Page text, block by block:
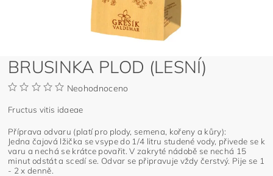
BRUSINKA PLOD (LESNÍ)
Neohodnoceno
Fructus vitis idaeae
Příprava odvaru (platí pro plody, semena, kořeny a kůry):
Jedna čajová lžička se vsype do 1/4 litru studené vody, přivede se k
varu a nechá se krátce povařit. V zakryté nádobě se nechá 15
minut odstát a scedí se. Odvar se připravuje vždy čerstvý. Pije se 1
- 2 x denně.